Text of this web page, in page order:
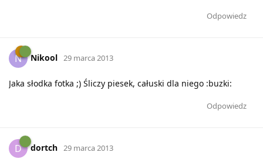
Odpowiedz
N Nikool 29 marca 2013
Jaka słodka fotka ;) Śliczy piesek, całuski dla niego :buzki:
Odpowiedz
D dortch 29 marca 2013